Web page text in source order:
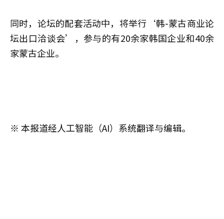
同时，论坛的配套活动中，将举行‘韩-蒙古商业论
坛出口洽谈会’，参与的有20余家韩国企业和40余
家蒙古企业。
※ 本报道经人工智能（AI）系统翻译与编辑。